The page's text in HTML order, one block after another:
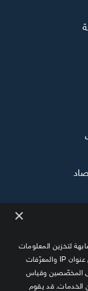
×
لتخزين المعلومات
على جهازك والوصول إليها ومعالجة البيانات الشخصية مثل عنوان IP والمعرّفات
المخصّصين وقياس
الخدمات. قد يقوم